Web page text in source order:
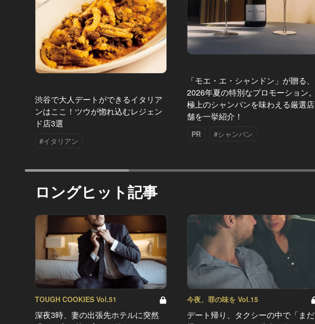
渋谷で大人デートができるイタリア
ンはここ！ツウが惚れ込むレジェン
ド店3選
#イタリアン
「モエ・エ・シャンドン」が贈る、
2026年夏の特別なプロモーション。
極上のシャンパンを味わえる厳選店
舗を一挙紹介！
PR #シャンパン
ロングヒット記事
TOUGH COOKIES Vol.51
深夜3時、妻の出張先ホテルに突然
今夜、罪の味を Vol.15
デート帰り、タクシーの中で「まだ